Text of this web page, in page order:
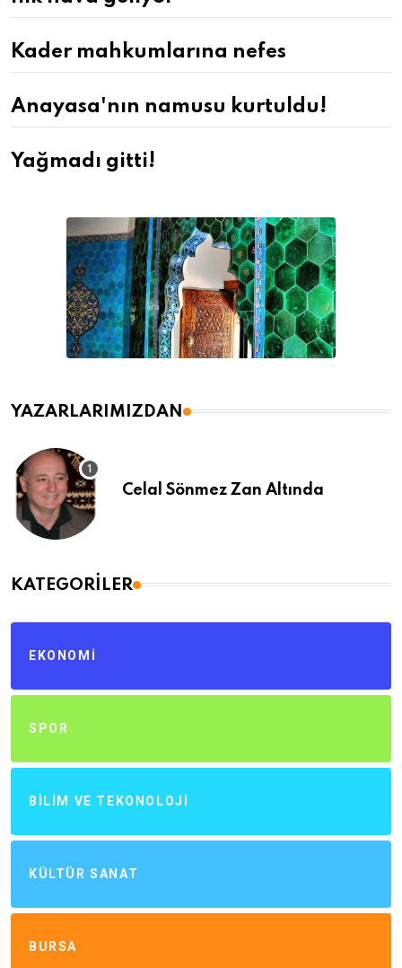
Kader mahkumlarına nefes
Anayasa'nın namusu kurtuldu!
Yağmadı gitti!
YAZARLARIMIZDAN
Celal Sönmez Zan Altında
KATEGORILER
EKONOMI
SPOR
BILIM VE TEKONOLOJI
KÜLTÜR SANAT
BURSA